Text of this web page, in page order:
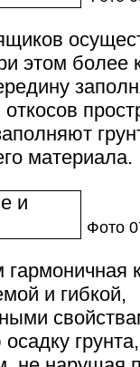
этом более
материала.
Фото
и гибкой,